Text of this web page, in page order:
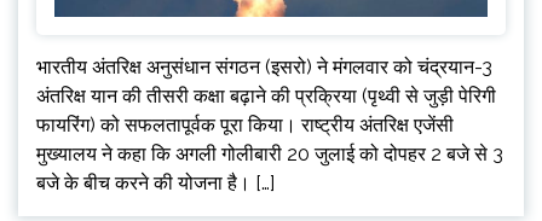
भारतीय अंतरिक्ष अनुसंधान संगठन (इसरो) ने मंगलवार को चंद्रयान-3
अंतरिक्ष यान की तीसरी कक्षा बढ़ाने की प्रक्रिया (पृथ्वी से जुड़ी पेरिगी
फायरिंग) को सफलतापूर्वक पूरा किया। राष्ट्रीय अंतरिक्ष एजेंसी
मुख्यालय ने कहा कि अगली गोलीबारी 20 जुलाई को दोपहर 2 बजे से 3
बजे के बीच करने की योजना है। […]